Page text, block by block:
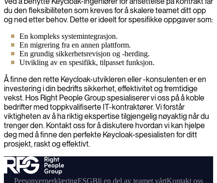
du den fleksibiliteten som kreves for å skalere teamet ditt opp
og ned etter behov. Dette er ideelt for spesifikke oppgaver som:
En kompleks systemintegrasjon.
En migrering fra en annen plattform.
En grundig sikkerhetsrevisjon og -herding.
Utvikling av en spesifikk, tilpasset funksjon.
Å finne den rette Keycloak-utvikleren eller -konsulenten er en
investering i din bedrifts sikkerhet, effektivitet og fremtidige
vekst. Hos Right People Group spesialiserer vi oss på å koble
bedrifter med toppkvalifiserte IT-kontraktører. Vi forstår
viktigheten av å ha riktig ekspertise tilgjengelig nøyaktig når du
trenger den. Kontakt oss for å diskutere hvordan vi kan hjelpe
deg med å finne den perfekte Keycloak-spesialisten for ditt
prosjekt, raskt og effektivt.
PersonvernerklæringESGBli en del av teamet vårtKontakt oss